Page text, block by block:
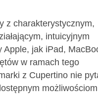
z charakterystycznym,
intuicyjnym
Apple, jak iPad,
w ramach tego
z Cupertino nie